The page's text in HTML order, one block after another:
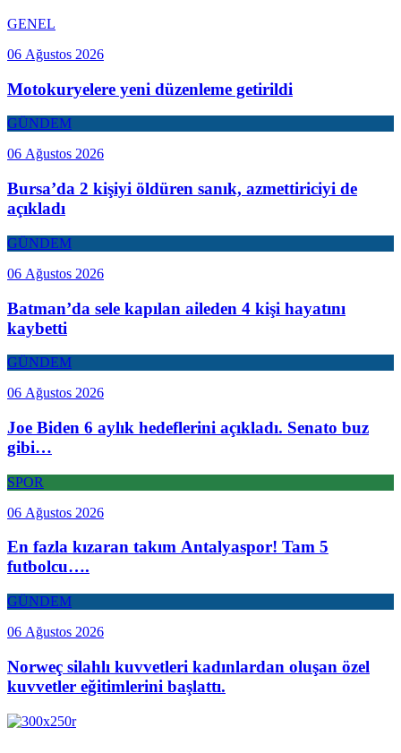
GENEL
06 Ağustos 2026
Motokuryelere yeni düzenleme getirildi
GÜNDEM
06 Ağustos 2026
Bursa’da 2 kişiyi öldüren sanık, azmettiriciyi de
açıkladı
GÜNDEM
06 Ağustos 2026
Batman’da sele kapılan aileden 4 kişi hayatını
kaybetti
GÜNDEM
06 Ağustos 2026
Joe Biden 6 aylık hedeflerini açıkladı. Senato buz
gibi…
SPOR
06 Ağustos 2026
En fazla kızaran takım Antalyaspor! Tam 5
futbolcu….
GÜNDEM
06 Ağustos 2026
Norweç silahlı kuvvetleri kadınlardan oluşan özel
kuvvetler eğitimlerini başlattı.